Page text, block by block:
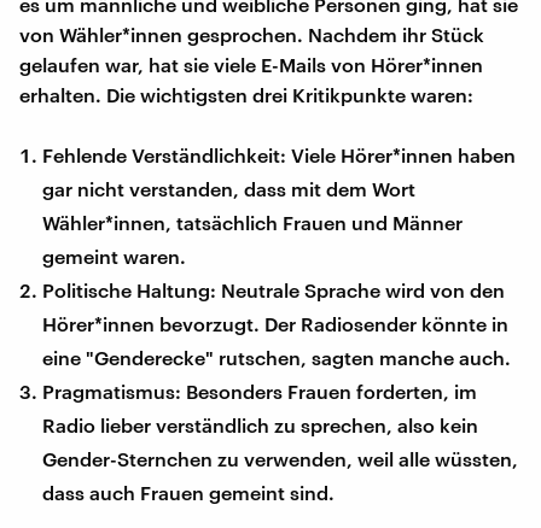
von Wähler*innen gesprochen. Nachdem ihr Stück
gelaufen war, hat sie viele E-Mails von Hörer*innen
erhalten. Die wichtigsten drei Kritikpunkte waren:
Fehlende Verständlichkeit: Viele Hörer*innen haben
gar nicht verstanden, dass mit dem Wort
Wähler*innen, tatsächlich Frauen und Männer
gemeint waren.
Politische Haltung: Neutrale Sprache wird von den
Hörer*innen bevorzugt. Der Radiosender könnte in
eine "Genderecke" rutschen, sagten manche auch.
Pragmatismus: Besonders Frauen forderten, im
Radio lieber verständlich zu sprechen, also kein
Gender-Sternchen zu verwenden, weil alle wüssten,
dass auch Frauen gemeint sind.